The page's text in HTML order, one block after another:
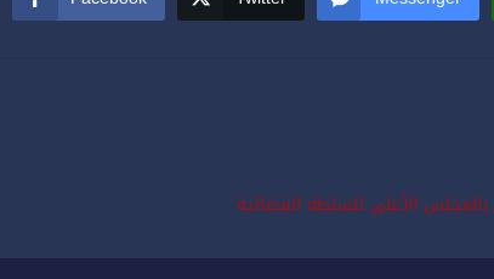
بالمجلس الأعلى للسلطة القضائية